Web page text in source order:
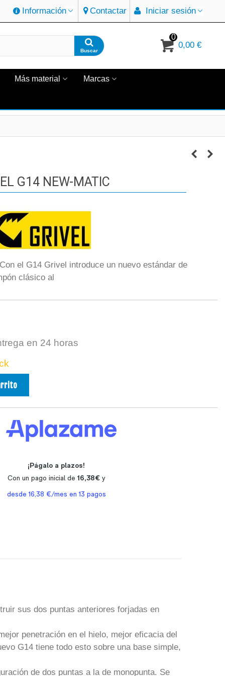
Información Contactar Iniciar sesión
Buscar
0
0,00 €
Más material Marcas
G14 NEW-MATIC
el G14 Grivel introduce un nuevo estándar de
clásico al
en 24 horas
sus dos puntas anteriores forjadas en
penetración en el hielo, mejor eficacia del
G14 tiene todo esto sobre una base simple,
de dos puntas a la de monopunta. Se